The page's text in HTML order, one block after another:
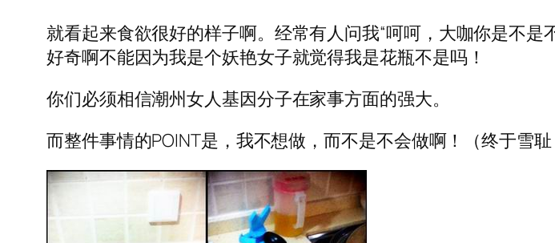
就看起来食欲很好的样子啊。经常有人问我“呵呵，大咖你是不
好奇啊不能因为我是个妖艳女子就觉得我是花瓶不是吗！
你们必须相信潮州女人基因分子在家事方面的强大。
而整件事情的POINT是，我不想做，而不是不会做啊！（终于雪耻